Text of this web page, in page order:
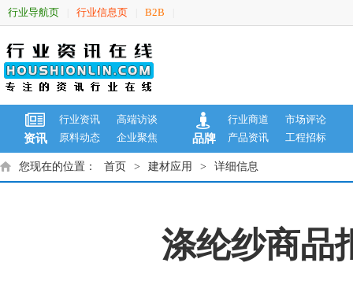
行业导航页 行业信息页 B2B
资讯
行业资讯
高端访谈
原料动态
企业聚焦 品牌
行业商道
市场评论
产品资讯
工程招标
您现在的位置： 首页 > 建材应用 > 详细信息
涤纶纱商品